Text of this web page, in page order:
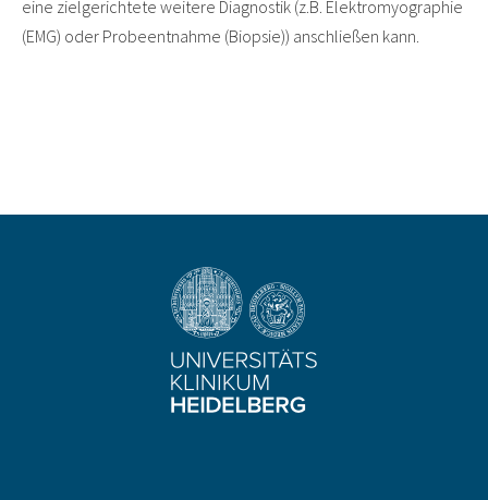
eine zielgerichtete weitere Diagnostik (z.B. Elektromyographie
(EMG) oder Probeentnahme (Biopsie)) anschließen kann.